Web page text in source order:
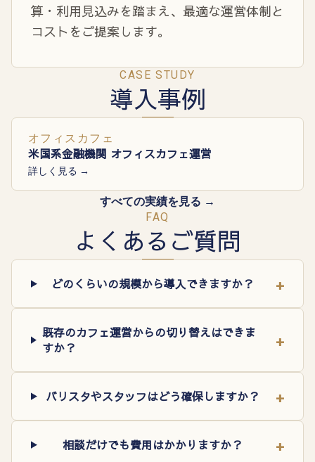
算・利用見込みを踏まえ、最適な運営体制と
コストをご提案します。
CASE STUDY
導入事例
オフィスカフェ
米国系金融機関 オフィスカフェ運営
詳しく見る →
すべての実績を見る →
FAQ
よくあるご質問
どのくらいの規模から導入できますか？ +
既存のカフェ運営からの切り替えはできま
すか？
+
バリスタやスタッフはどう確保しますか？ +
相談だけでも費用はかかりますか？ +